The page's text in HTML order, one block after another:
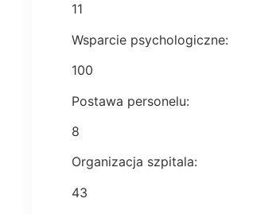
11
Wsparcie psychologiczne:
100
Postawa personelu:
8
Organizacja szpitala:
43